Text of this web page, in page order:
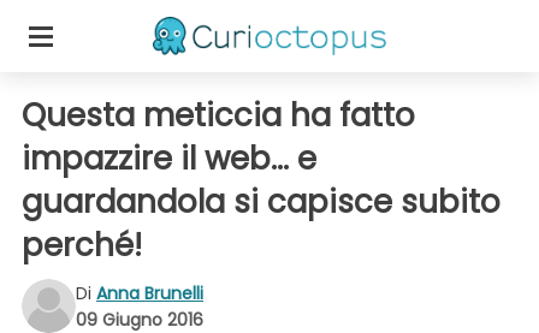
Questa meticcia ha fatto
impazzire il web... e
guardandola si capisce subito
perché!
Di Anna Brunelli
09 Giugno 2016